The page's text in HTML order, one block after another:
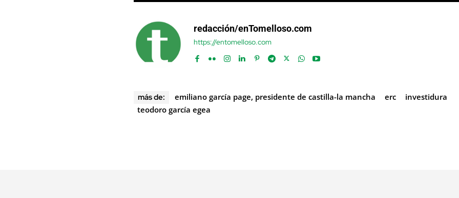
redacción/enTomelloso.com
https://entomelloso.com
más de: emiliano garcía page, presidente de castilla-la mancha erc
investidura
teodoro garcía egea